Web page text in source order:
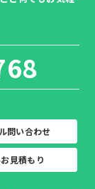
問い合わせ
見積もり